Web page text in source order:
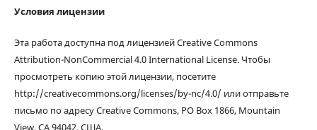
Условия лицензии
Эта работа доступна под лицензией Creative Commons
Attribution-NonCommercial 4.0 International License. Чтобы
просмотреть копию этой лицензии, посетите
http://creativecommons.org/licenses/by-nc/4.0/ или отправьте
письмо по адресу Creative Commons, PO Box 1866, Mountain
View, CA 94042, США.